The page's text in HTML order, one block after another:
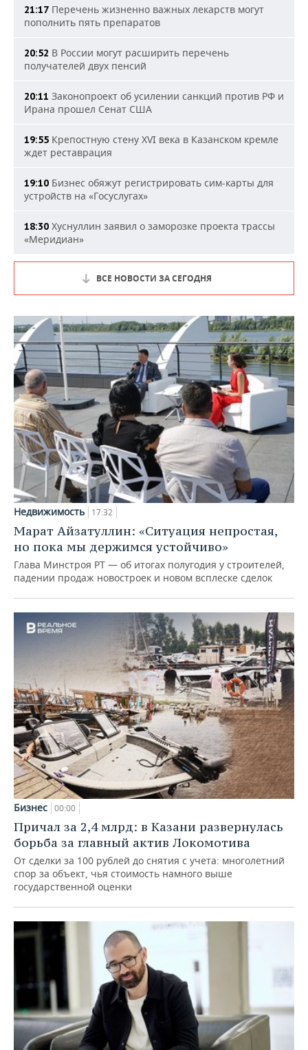
21:17 Перечень жизненно важных лекарств могут
пополнить пять препаратов
20:52 В России могут расширить перечень
получателей двух пенсий
20:11 Законопроект об усилении санкций против РФ и
Ирана прошел Сенат США
19:55 Крепостную стену XVI века в Казанском кремле
ждет реставрация
19:10 Бизнес обяжут регистрировать сим-карты для
устройств на «Госуслугах»
18:30 Хуснуллин заявил о заморозке проекта трассы
«Меридиан»
ВСЕ НОВОСТИ ЗА СЕГОДНЯ
Недвижимость 17:32
Марат Айзатуллин: «Ситуация непростая,
но пока мы держимся устойчиво»
Глава Минстроя РТ — об итогах полугодия у строителей,
падении продаж новостроек и новом всплеске сделок
Бизнес 00:00
Причал за 2,4 млрд: в Казани развернулась
борьба за главный актив Локомотива
От сделки за 100 рублей до снятия с учета: многолетний
спор за объект, чья стоимость намного выше
государственной оценки